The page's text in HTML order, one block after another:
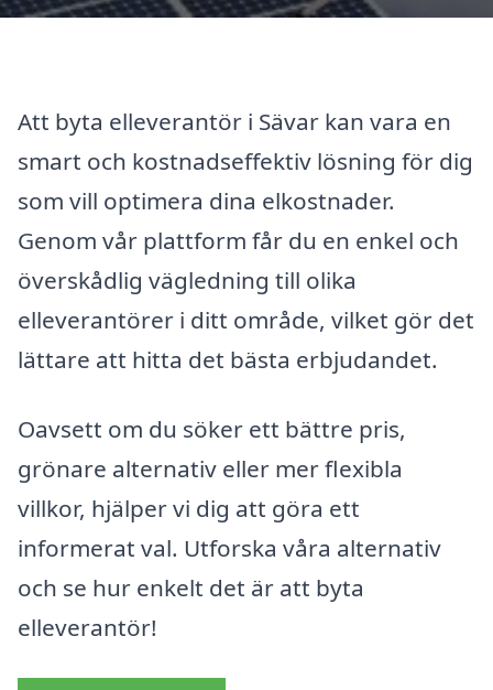
Att byta elleverantör i Sävar kan vara en
smart och kostnadseffektiv lösning för dig
som vill optimera dina elkostnader.
Genom vår plattform får du en enkel och
överskådlig vägledning till olika
elleverantörer i ditt område, vilket gör det
lättare att hitta det bästa erbjudandet.
Oavsett om du söker ett bättre pris,
grönare alternativ eller mer flexibla
villkor, hjälper vi dig att göra ett
informerat val. Utforska våra alternativ
och se hur enkelt det är att byta
elleverantör!